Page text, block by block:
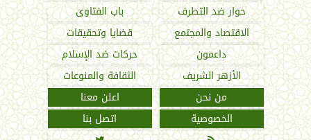
حوار ضد التطرف
باب الفتاوى
الاقتصاد والمجتمع
قضايا وتحقيقات
داعمون
حركات ضد الإسلام
الأزهر الشريف
الثقافة والمنوعات
من نحن
اعلن معنا
الخصوصية
اتصل بنا